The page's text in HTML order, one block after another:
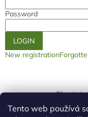
Tento web používá
Password
LOGIN
New registration